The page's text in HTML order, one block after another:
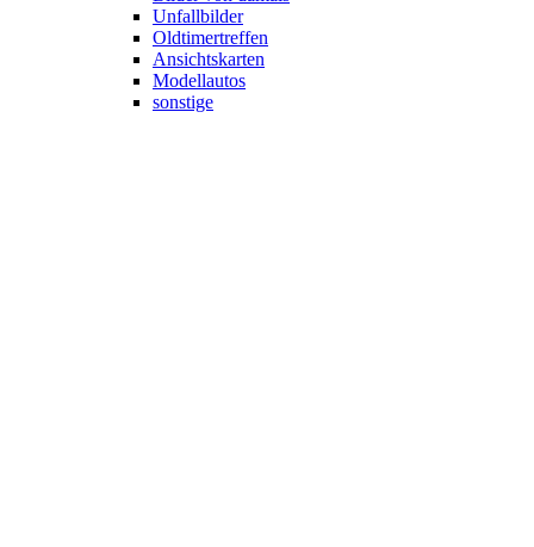
Unfallbilder
Oldtimertreffen
Ansichtskarten
Modellautos
sonstige